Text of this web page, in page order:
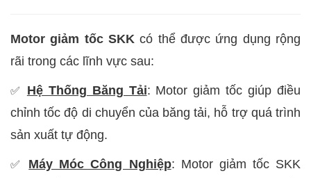
Motor giảm tốc SKK có thể được ứng dụng rộng
rãi trong các lĩnh vực sau:
✅ Hệ Thống Băng Tải: Motor giảm tốc giúp điều
chỉnh tốc độ di chuyển của băng tải, hỗ trợ quá trình
sản xuất tự động.
✅ Máy Móc Công Nghiệp: Motor giảm tốc SKK